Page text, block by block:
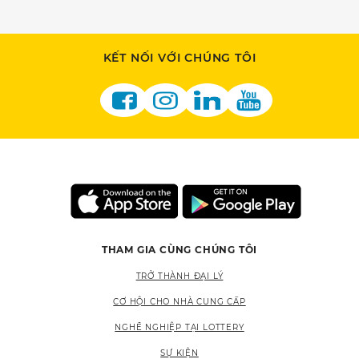
KẾT NỐI VỚI CHÚNG TÔI
THAM GIA CÙNG CHÚNG TÔI
TRỞ THÀNH ĐẠI LÝ
CƠ HỘI CHO NHÀ CUNG CẤP
NGHỀ NGHIỆP TẠI LOTTERY
SỰ KIỆN